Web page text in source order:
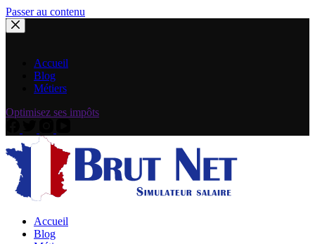
Passer au contenu
Accueil
Blog
Métiers
Optimisez ses impôts
Accueil
Blog